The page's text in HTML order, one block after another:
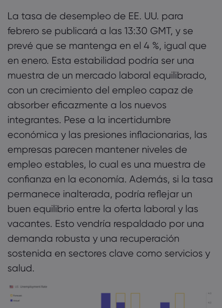
La tasa de desempleo de EE. UU. para
febrero se publicará a las 13:30 GMT, y se
prevé que se mantenga en el 4 %, igual que
en enero. Esta estabilidad podría ser una
muestra de un mercado laboral equilibrado,
con un crecimiento del empleo capaz de
absorber eficazmente a los nuevos
integrantes. Pese a la incertidumbre
económica y las presiones inflacionarias, las
empresas parecen mantener niveles de
empleo estables, lo cual es una muestra de
confianza en la economía. Además, si la tasa
permanece inalterada, podría reflejar un
buen equilibrio entre la oferta laboral y las
vacantes. Esto vendría respaldado por una
demanda robusta y una recuperación
sostenida en sectores clave como servicios y
salud.